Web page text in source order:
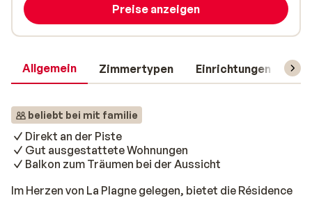
Allgemein Zimmertypen Einrichtungen
beliebt bei mit familie
Direkt an der Piste
Gut ausgestattete Wohnungen
Balkon zum Träumen bei der Aussicht
Im Herzen von La Plagne gelegen, bietet die Résidence
Preise anzeigen